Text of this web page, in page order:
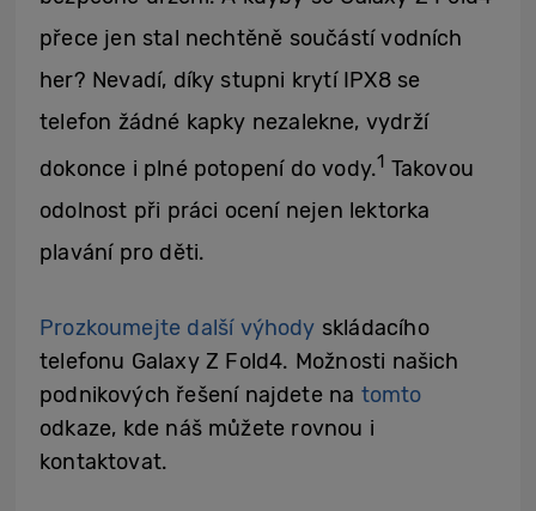
přece jen stal nechtěně součástí vodních
her? Nevadí, díky stupni krytí IPX8 se
telefon žádné kapky nezalekne, vydrží
dokonce i plné potopení do vody.1 Takovou
odolnost při práci ocení nejen lektorka
plavání pro děti.
Prozkoumejte další výhody skládacího
telefonu Galaxy Z Fold4. Možnosti našich
podnikových řešení najdete na tomto
odkaze, kde náš můžete rovnou i
kontaktovat.